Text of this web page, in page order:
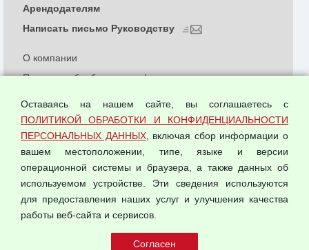
© 2026 ООО "Феникс"
О компании
Политика обработки и конфиденциальности
Согласием на обработку персональных данных
Оферта оптовой купли-продажи
Публичная оферта
Арендодателям
Написать письмо Руководству
Оставаясь на нашем сайте, вы соглашаетесь с
ПОЛИТИКОЙ ОБРАБОТКИ И КОНФИДЕНЦИАЛЬНОСТИ
ПЕРСОНАЛЬНЫХ ДАННЫХ, включая сбор информации о
вашем местоположении, типе, языке и версии
операционной системы и браузера, а также данных об
используемом устройстве. Эти сведения используются
для предоставления наших услуг и улучшения качества
работы веб-сайта и сервисов.